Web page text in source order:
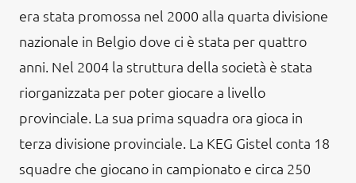
era stata promossa nel 2000 alla quarta divisione
nazionale in Belgio dove ci è stata per quattro
anni. Nel 2004 la struttura della società è stata
riorganizzata per poter giocare a livello
provinciale. La sua prima squadra ora gioca in
terza divisione provinciale. La KEG Gistel conta 18
squadre che giocano in campionato e circa 250